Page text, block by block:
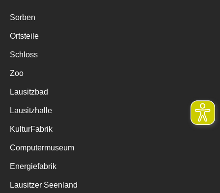
Sorben
Ortsteile
Schloss
Zoo
Lausitzbad
Lausitzhalle
KulturFabrik
Computermuseum
Energiefabrik
Lausitzer Seenland